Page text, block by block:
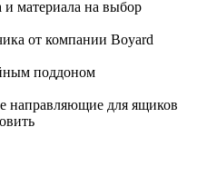
материала на выбор
от компании Boyard
поддоном
для ящиков